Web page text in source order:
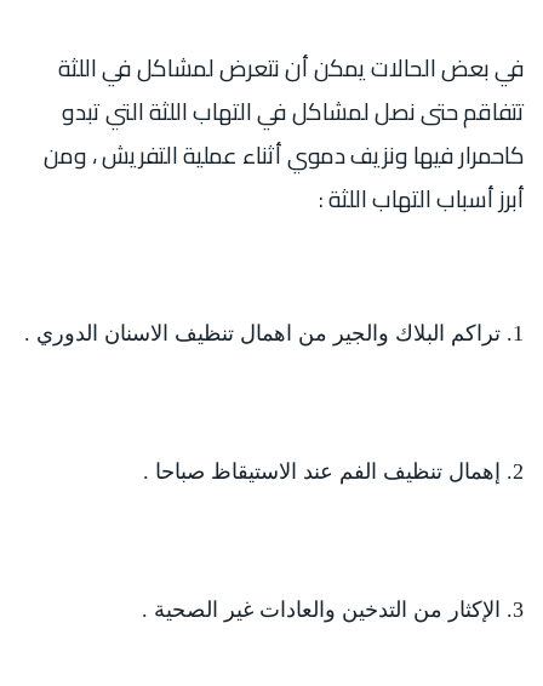
في بعض الحالات يمكن أن نتعرض لمشاكل في اللثة
تتفاقم حتى نصل لمشاكل في التهاب اللثة التي تبدو
كاحمرار فيها ونزيف دموي أثناء عملية التفريش ، ومن
أبرز أسباب التهاب اللثة :
تراكم البلاك والجير من اهمال تنظيف الاسنان الدوري .
إهمال تنظيف الفم عند الاستيقاظ صباحا .
الإكثار من التدخين والعادات غير الصحية .